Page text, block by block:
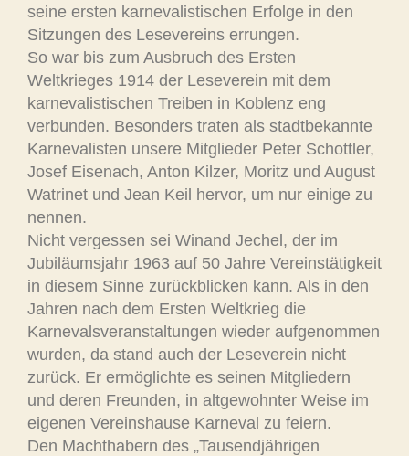
seine ersten karnevalistischen Erfolge in den
Sitzungen des Lesevereins errungen.
So war bis zum Ausbruch des Ersten
Weltkrieges 1914 der Leseverein mit dem
karnevalistischen Treiben in Koblenz eng
verbunden. Besonders traten als stadtbekannte
Karnevalisten unsere Mitglieder Peter Schottler,
Josef Eisenach, Anton Kilzer, Moritz und August
Watrinet und Jean Keil hervor, um nur einige zu
nennen.
Nicht vergessen sei Winand Jechel, der im
Jubiläumsjahr 1963 auf 50 Jahre Vereinstätigkeit
in diesem Sinne zurückblicken kann. Als in den
Jahren nach dem Ersten Weltkrieg die
Karnevalsveranstaltungen wieder aufgenommen
wurden, da stand auch der Leseverein nicht
zurück. Er ermöglichte es seinen Mitgliedern
und deren Freunden, in altgewohnter Weise im
eigenen Vereinshause Karneval zu feiern.
Den Machthabern des „Tausendjährigen